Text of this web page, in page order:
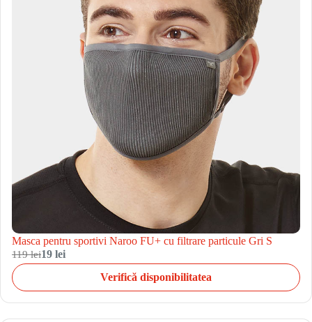
Masca pentru sportivi Naroo FU+ cu filtrare particule Gri S
119 lei19 lei
Verifică disponibilitatea